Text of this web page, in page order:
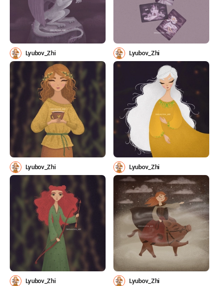
Lyubov_Zhi Lyubov_Zhi
Lyubov_Zhi Lyubov_Zhi
Lyubov_Zhi Lyubov_Zhi